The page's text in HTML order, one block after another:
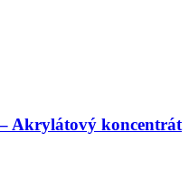
Akrylátový koncentrát